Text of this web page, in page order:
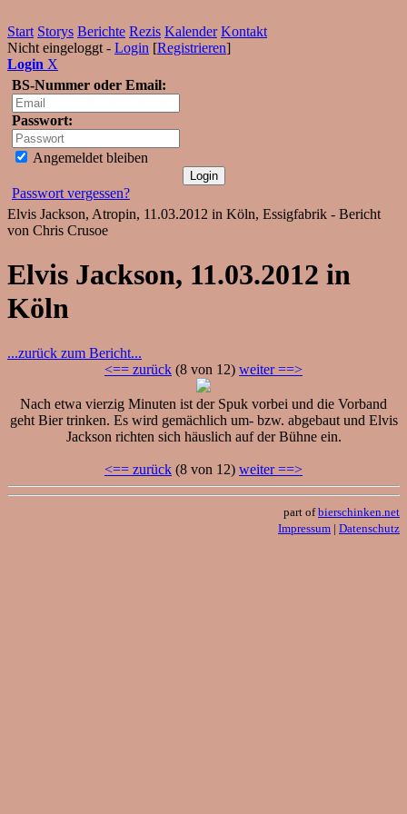
Start Storys Berichte Rezis Kalender Kontakt
Nicht eingeloggt - Login [Registrieren]
Login X
BS-Nummer oder Email:
Passwort:
Angemeldet bleiben
Passwort vergessen?
Elvis Jackson, Atropin, 11.03.2012 in Köln, Essigfabrik - Bericht
von Chris Crusoe
Elvis Jackson, 11.03.2012 in
Köln
...zurück zum Bericht...
<== zurück (8 von 12) weiter ==>
Nach etwa vierzig Minuten ist der Spuk vorbei und die Vorband
geht Bier trinken. Es wird gemächlich um- bzw. abgebaut und Elvis
Jackson richten sich häuslich auf der Bühne ein.
<== zurück (8 von 12) weiter ==>
part ofbierschinken.net
Impressum | Datenschutz